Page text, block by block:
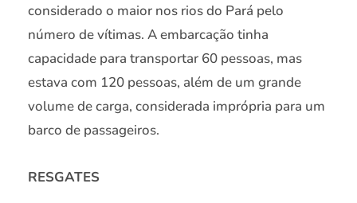
considerado o maior nos rios do Pará pelo
número de vítimas. A embarcação tinha
capacidade para transportar 60 pessoas, mas
estava com 120 pessoas, além de um grande
volume de carga, considerada imprópria para um
barco de passageiros.
RESGATES